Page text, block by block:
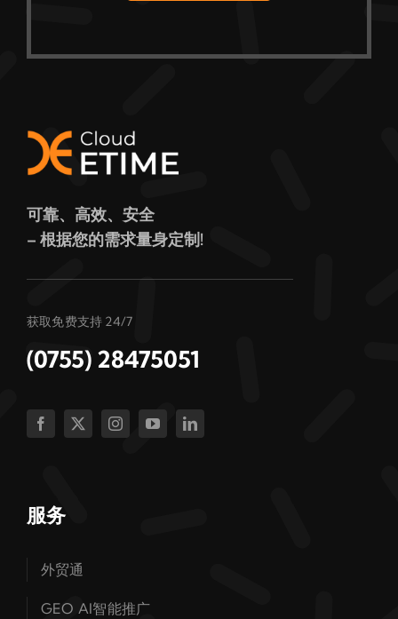
可靠、高效、安全
– 根据您的需求量身定制!
获取免费支持 24/7
(0755) 28475051
服务
外贸通
GEO AI智能推广